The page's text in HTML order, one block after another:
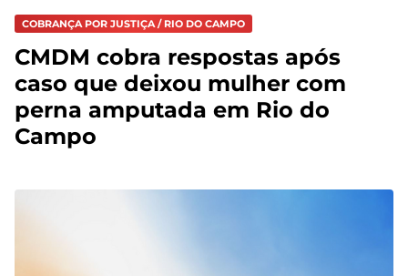
COBRANÇA POR JUSTIÇA / RIO DO CAMPO
CMDM cobra respostas após
caso que deixou mulher com
perna amputada em Rio do
Campo